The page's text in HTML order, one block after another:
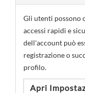
Gli utenti possono
accessi rapidi e
dell'account può
registrazione o
profilo.
Apri